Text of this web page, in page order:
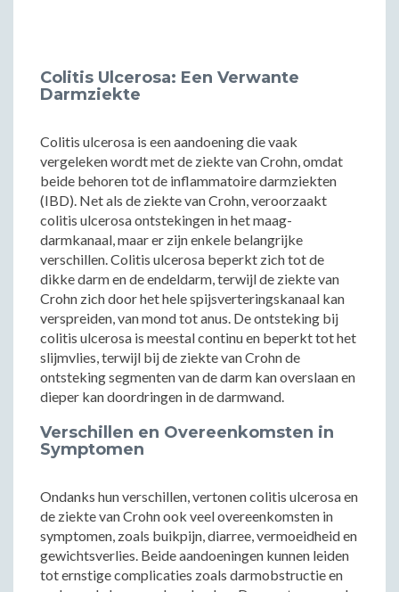
Colitis Ulcerosa: Een Verwante
Darmziekte
Colitis ulcerosa is een aandoening die vaak
vergeleken wordt met de ziekte van Crohn, omdat
beide behoren tot de inflammatoire darmziekten
(IBD). Net als de ziekte van Crohn, veroorzaakt
colitis ulcerosa ontstekingen in het maag-
darmkanaal, maar er zijn enkele belangrijke
verschillen. Colitis ulcerosa beperkt zich tot de
dikke darm en de endeldarm, terwijl de ziekte van
Crohn zich door het hele spijsverteringskanaal kan
verspreiden, van mond tot anus. De ontsteking bij
colitis ulcerosa is meestal continu en beperkt tot het
slijmvlies, terwijl bij de ziekte van Crohn de
ontsteking segmenten van de darm kan overslaan en
dieper kan doordringen in de darmwand.
Verschillen en Overeenkomsten in
Symptomen
Ondanks hun verschillen, vertonen colitis ulcerosa en
de ziekte van Crohn ook veel overeenkomsten in
symptomen, zoals buikpijn, diarree, vermoeidheid en
gewichtsverlies. Beide aandoeningen kunnen leiden
tot ernstige complicaties zoals darmobstructie en